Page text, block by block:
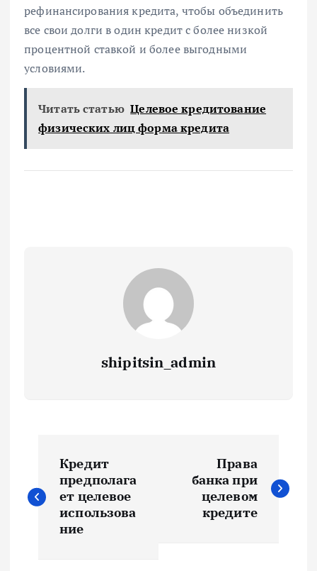
рефинансирования кредита, чтобы объединить
все свои долги в один кредит с более низкой
процентной ставкой и более выгодными
условиями.
Читать статью Целевое кредитование
физических лиц форма кредита
shipitsin_admin
а
Кредит
предполага
ет целевое
использова
ние
Права
банка при
целевом
кредите